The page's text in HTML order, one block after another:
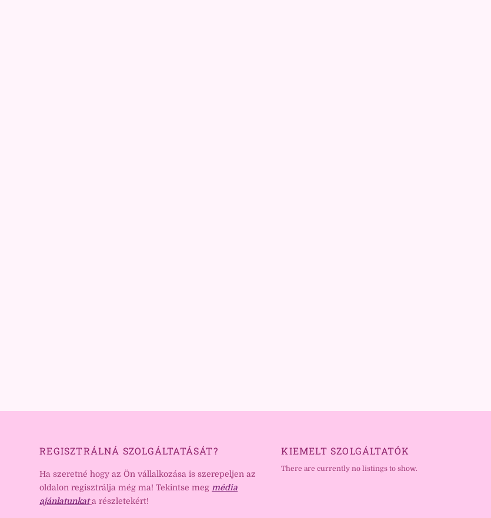
REGISZTRÁLNÁ SZOLGÁLTATÁSÁT?
Ha szeretné hogy az Ön vállalkozása is szerepeljen az
oldalon regisztrálja még ma! Tekintse megmédia
ajánlatunkat a részletekért!
KIEMELT SZOLGÁLTATÓK
There are currently no listings to show.